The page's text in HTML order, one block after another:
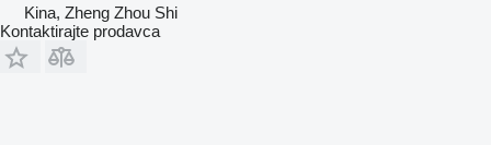
Kina, Zheng Zhou Shi
Kontaktirajte prodavca